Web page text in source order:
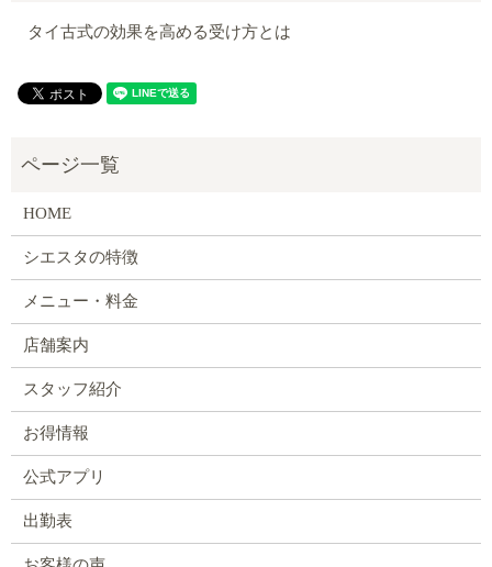
タイ古式の効果を高める受け方とは
HOME
シエスタの特徴
メニュー・料金
店舗案内
スタッフ紹介
お得情報
公式アプリ
出勤表